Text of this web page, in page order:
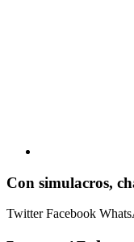
Con simulacros,
TwitterFacebook